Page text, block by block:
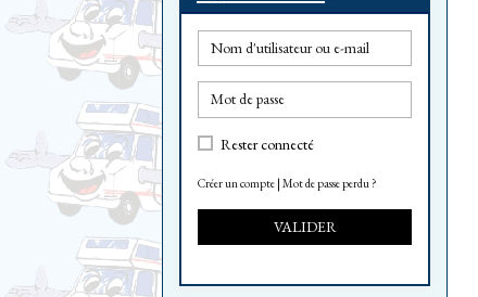
Rester connecté
Créer un compte |Mot de passe perdu ?
VALIDER